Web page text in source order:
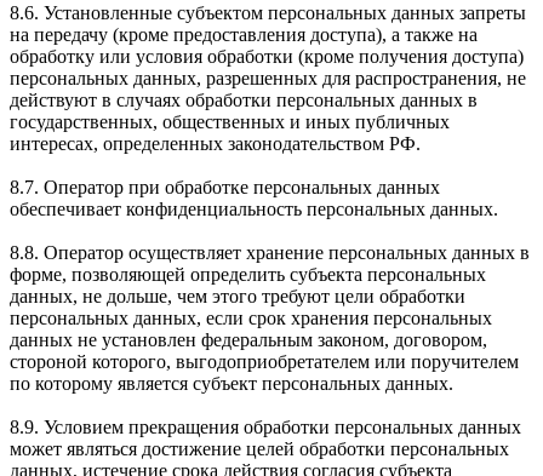
8.6. Установленные субъектом персональных данных запреты
на передачу (кроме предоставления доступа), а также на
обработку или условия обработки (кроме получения доступа)
персональных данных, разрешенных для распространения, не
действуют в случаях обработки персональных данных в
государственных, общественных и иных публичных
интересах, определенных законодательством РФ.
8.7. Оператор при обработке персональных данных
обеспечивает конфиденциальность персональных данных.
8.8. Оператор осуществляет хранение персональных данных в
форме, позволяющей определить субъекта персональных
данных, не дольше, чем этого требуют цели обработки
персональных данных, если срок хранения персональных
данных не установлен федеральным законом, договором,
стороной которого, выгодоприобретателем или поручителем
по которому является субъект персональных данных.
8.9. Условием прекращения обработки персональных данных
может являться достижение целей обработки персональных
данных, истечение срока действия согласия субъекта